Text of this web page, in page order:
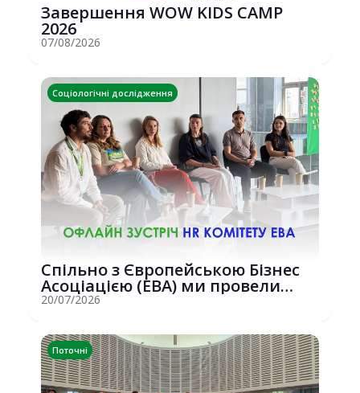
Завершення WOW KIDS CAMP
2026
07/08/2026
Соціологічні дослідження
Спільно з Європейською Бізнес
Асоціацією (EBA) ми провели
потужну о...
20/07/2026
Поточні